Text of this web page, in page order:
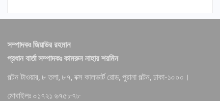
সম্পাদকঃ জিয়াউর রহমান
প্রধান বার্তা সম্পাদকঃ কামরুন নাহার শরমিন
পল্টন টাওয়ার, ৮ তলা, ৮৭, বক্স কালভার্ট রোড, পুরানা পল্টন, ঢাকা-১০০০।
মোবাইলঃ ০১৭২১ ৬৭৫৮৭৮